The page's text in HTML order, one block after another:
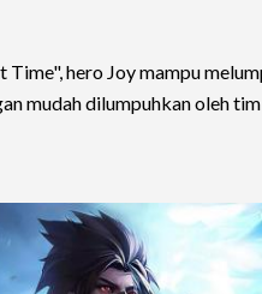
hero Joy mampu
mudah dilumpuhkan oleh